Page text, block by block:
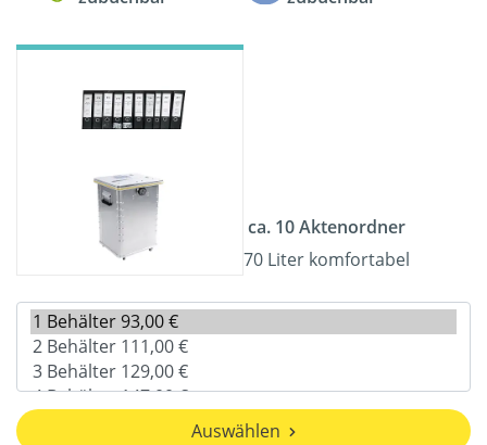
ca. 10 Aktenordner
70 Liter komfortabel
Auswählen